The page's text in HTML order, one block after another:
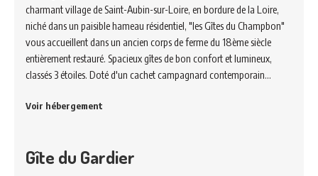
charmant village de Saint-Aubin-sur-Loire, en bordure de la Loire,
niché dans un paisible hameau résidentiel, "les Gîtes du Champbon"
vous accueillent dans un ancien corps de ferme du 18ème siècle
entièrement restauré. Spacieux gîtes de bon confort et lumineux,
classés 3 étoiles. Doté d'un cachet campagnard contemporain…
Voir hébergement
Gîte du Gardier